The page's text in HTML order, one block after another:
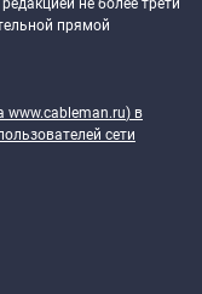
не более трети
прямой
www.cableman.ru) в
сети